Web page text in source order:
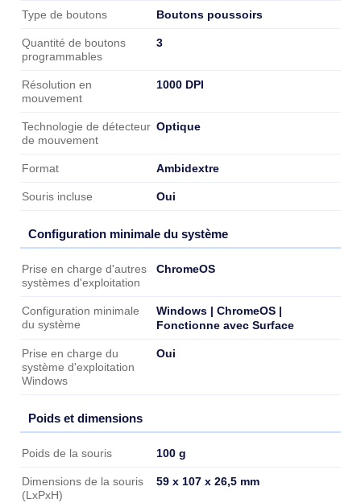
Type de boutons Boutons poussoirs
Quantité de boutons
programmables
3
Résolution en
mouvement
1000 DPI
Technologie de détecteur
de mouvement
Optique
Format Ambidextre
Souris incluse Oui
Configuration minimale du système
Configuration minimale du système
Prise en charge d'autres
systèmes d'exploitation
ChromeOS
Configuration minimale
du système
Windows | ChromeOS |
Fonctionne avec Surface
Prise en charge du
système d'exploitation
Windows
Oui
Poids et dimensions
Poids et dimensions
Poids de la souris 100 g
Dimensions de la souris
(LxPxH)
59 x 107 x 26,5 mm